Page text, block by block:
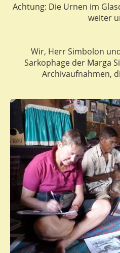
Achtung: Die Urnen im
weiter
Wir, Herr Simbolon
Sarkophage der Marga
Archivaufnahmen,